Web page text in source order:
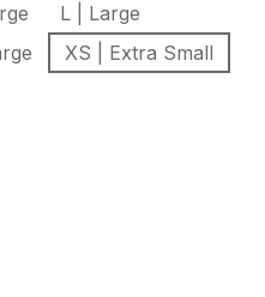
L | Large
XS | Extra Small